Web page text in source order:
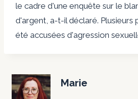
le cadre d'une enquête sur le
d'argent, a-t-il déclaré. Plusieurs
été accusées d'agression
Marie